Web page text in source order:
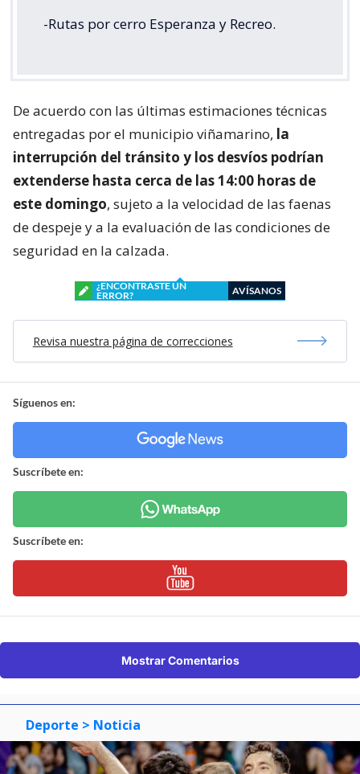
-Rutas por cerro Esperanza y Recreo.
De acuerdo con las últimas estimaciones técnicas
entregadas por el municipio viñamarino, la
interrupción del tránsito y los desvíos podrían
extenderse hasta cerca de las 14:00 horas de
este domingo, sujeto a la velocidad de las faenas
de despeje y a la evaluación de las condiciones de
seguridad en la calzada.
¿ENCONTRASTE UN
ERROR?
AVÍSANOS
Revisa nuestra página de correcciones
Síguenos en:
Suscríbete en:
Suscríbete en:
Mostrar Comentarios
Deporte > Noticia